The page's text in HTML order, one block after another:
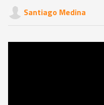
Santiago Medina